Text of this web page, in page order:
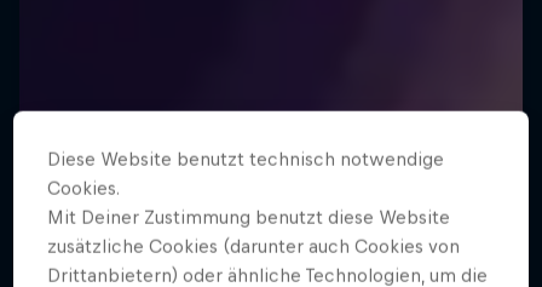
Diese Website benutzt technisch notwendige
Cookies.
Mit Deiner Zustimmung benutzt diese Website
zusätzliche Cookies (darunter auch Cookies von
Drittanbietern) oder ähnliche Technologien, um die